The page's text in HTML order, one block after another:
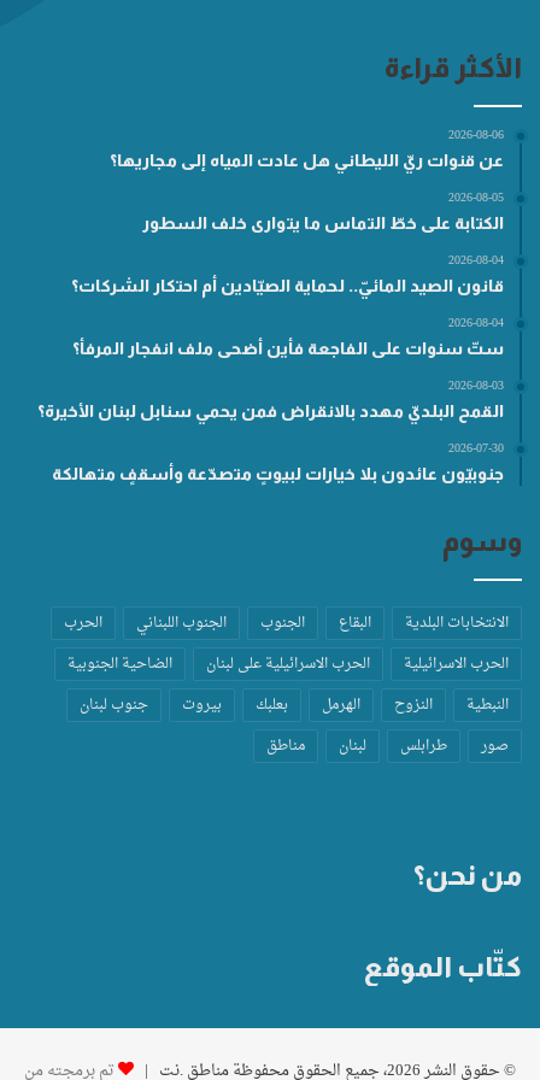
الأكثر قراءة
2026-08-06
عن قنوات ريّ الليطاني هل عادت المياه إلى مجاريها؟
2026-08-05
الكتابة على خطّ التماس ما يتوارى خلف السطور
2026-08-04
قانون الصيد المائيّ.. لحماية الصيّادين أم احتكار الشركات؟
2026-08-04
ستّ سنوات على الفاجعة فأين أضحى ملف انفجار المرفأ؟
2026-08-03
القمح البلديّ مهدد بالانقراض فمن يحمي سنابل لبنان الأخيرة؟
2026-07-30
جنوبيّون عائدون بلا خيارات لبيوتٍ متصدّعة وأسقفٍ متهالكة
وسوم
الانتخابات البلدية البقاع الجنوب الجنوب اللبناني
الحرب
الحرب الاسرائيلية
الحرب الاسرائيلية على لبنان
الضاحية الجنوبية
النبطية
النزوح الهرمل بعلبك بيروت
جنوب لبنان
صور
طرابلس لبنان مناطق
من نحن؟
كتّاب الموقع
© حقوق النشر 2026، جميع الحقوق محفوظة مناطق .نت | تم برمجته من